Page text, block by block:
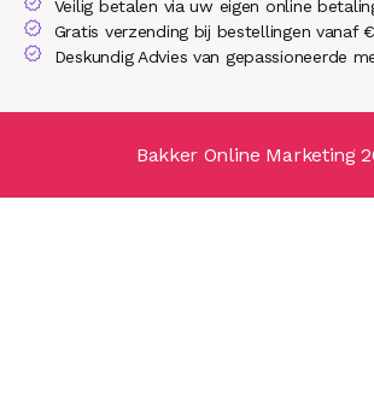
Veilig betalen via uw eigen online
Gratis verzending bij bestellingen vanaf
Deskundig Advies van gepassioneerde
Bakker Online Marketing